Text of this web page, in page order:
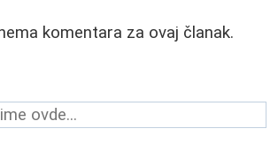
komentara za ovaj članak.